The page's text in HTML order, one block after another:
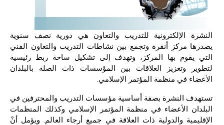
النشرة الإلكترونية للتدريب والتعاون هي دورية نصف سنوية
يصدرها مركز أنقرة وتجمع بين نشاطات التدريب والتعاون الفني
التي يقوم بها المركز، وتهدف إلى تشكيل ساحة ربط رئيسية
لتطوير وتعزيز العلاقات بين المؤسسات ذات الصلة بالبلدان
الأعضاء في منظمة المؤتمر الإسلامي.
تستهدف النشرة بصفة أساسية مؤسسات التدريب والمحترفين في
البلدان الأعضاء في منظمة المؤتمر الإسلامي وكذلك المنظمات
الإقليمية والدولية ذات العلاقة في جميع أرجاء العالم. ويؤمل أنْ